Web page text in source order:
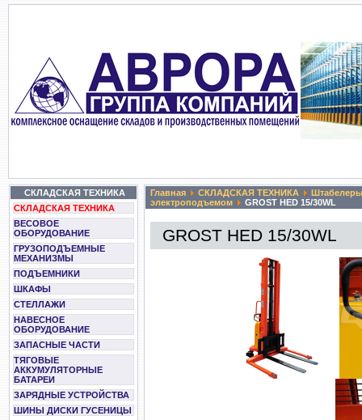
СКЛАДСКАЯ ТЕХНИКА
СКЛАДСКАЯ ТЕХНИКА
ВЕСОВОЕ
ОБОРУДОВАНИЕ
ГРУЗОПОДЪЕМНЫЕ
МЕХАНИЗМЫ
ПОДЪЕМНИКИ
ШКАФЫ
СТЕЛЛАЖИ
НАВЕСНОЕ
ОБОРУДОВАНИЕ
ЗАПАСНЫЕ ЧАСТИ
ТЯГОВЫЕ
АККУМУЛЯТОРНЫЕ
БАТАРЕИ
ЗАРЯДНЫЕ УСТРОЙСТВА
ШИНЫ ДИСКИ ГУСЕНИЦЫ
Главная СКЛАДСКАЯ ТЕХНИКА
Штабелеры
электроподъемом
GROST HED 15/30WL
GROST HED 15/30WL